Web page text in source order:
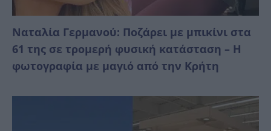
Ναταλία Γερμανού: Ποζάρει με μπικίνι στα
61 της σε τρομερή φυσική κατάσταση – Η
φωτογραφία με μαγιό από την Κρήτη